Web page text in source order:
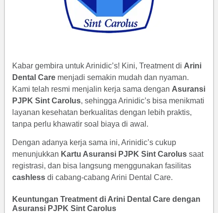
Kabar gembira untuk Arinidic’s! Kini, Treatment di Arini
Dental Care menjadi semakin mudah dan nyaman.
Kami telah resmi menjalin kerja sama dengan Asuransi
PJPK Sint Carolus, sehingga Arinidic’s bisa menikmati
layanan kesehatan berkualitas dengan lebih praktis,
tanpa perlu khawatir soal biaya di awal.
Dengan adanya kerja sama ini, Arinidic’s cukup
menunjukkan Kartu Asuransi PJPK Sint Carolus saat
registrasi, dan bisa langsung menggunakan fasilitas
cashless di cabang-cabang Arini Dental Care.
Keuntungan Treatment di Arini Dental Care dengan
Asuransi PJPK Sint Carolus